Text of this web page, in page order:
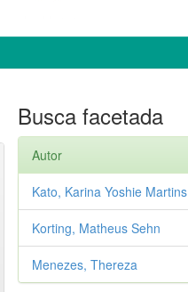
Busca facetada
Autor
Kato, Karina Yoshie Martins
Korting, Matheus Sehn
Menezes, Thereza